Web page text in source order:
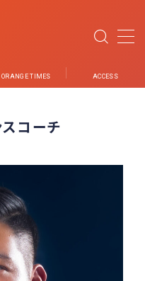
ORANGE TIMES ACCESS
コーチ